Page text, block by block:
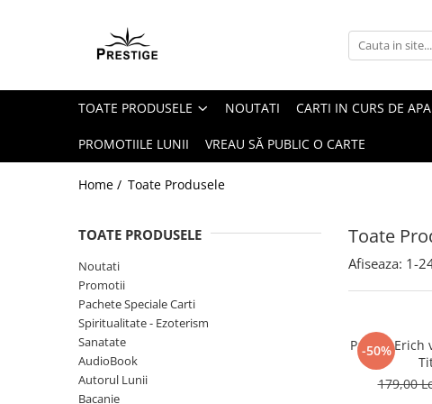
Toate Produsele
Pachete Speciale Carti
Spiritualitate - Ezoterism
AngelConnection
Chiromantie
Dezvoltare Spirituala
KidConnection
Minte Corp
New Illuminati Files
TOATE PRODUSELE NOUTATI CARTI IN CURS DE
PROMOTIILE LUNII VREAU SĂ PUBLIC O CARTE
Home / Toate Produsele
Toate
TOATE PRODUSELE
Noutati
Promotii
Pachete Speciale Carti
Spiritualitate - Ezoterism
Sanatate
AudioBook
Autorul Lunii
Bacanie
Afiseaza: 1-
-50%
Pachet Erich
179,00